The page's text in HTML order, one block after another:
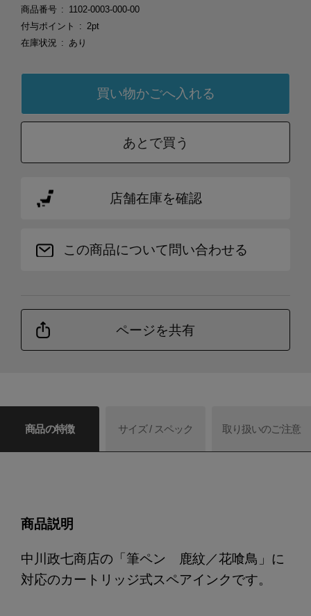
商品番号
1102-0003-000-00
付与ポイント
2pt
在庫状況
あり
あとで買う
店舗在庫を確認
この商品について問い合わせる
ページを共有
商品の特徴 サイズ / スペック 取り扱いのご注意
商品説明
中川政七商店の「筆ペン 鹿紋／花喰鳥」に
対応のカートリッジ式スペアインクです。